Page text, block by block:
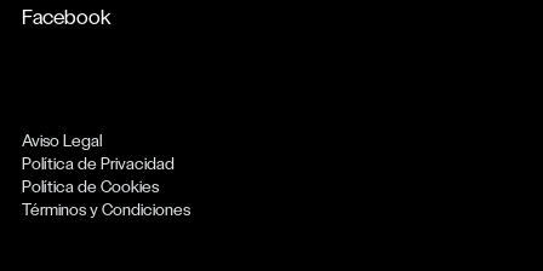
Facebook
Aviso Legal
Política de Privacidad
Política de Cookies
Términos y Condiciones